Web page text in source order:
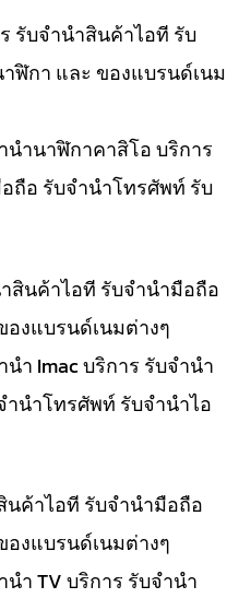
รับจำนำสินค้าไอที รับ
ฬิกา และ ของแบรนด์เนม
ำนาฬิกาคาสิโอ บริการ
ถือ รับจำนำโทรศัพท์ รับ
สินค้าไอที รับจำนำมือถือ
งแบรนด์เนมต่างๆ
ำ Imac บริการ รับจำนำ
นำโทรศัพท์ รับจำนำไอ
นค้าไอที รับจำนำมือถือ
งแบรนด์เนมต่างๆ
ำ TV บริการ รับจำนำ